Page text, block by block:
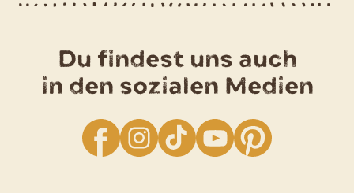
Du findest uns auch
in den sozialen Medien
facebookInstagram
TikTok YouTube